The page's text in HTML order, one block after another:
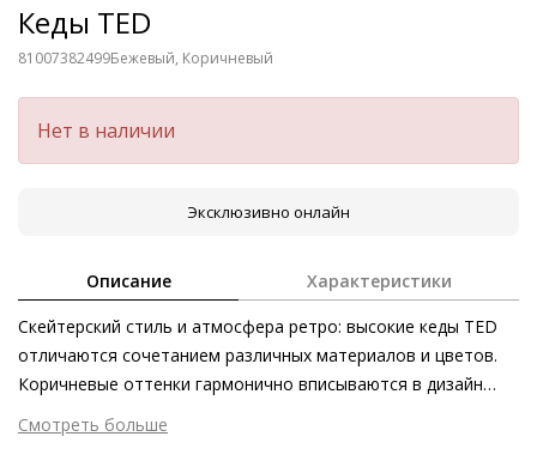
Кеды TED
81007382499Бежевый, Коричневый
Нет в наличии
Эксклюзивно онлайн
Описание Характеристики
Скейтерский стиль и атмосфера ретро: высокие кеды TED
отличаются сочетанием различных материалов и цветов.
Коричневые оттенки гармонично вписываются в дизайн
Högl, дополненный светлой подошвой. Молния в боковой
части в качестве дополнения к шнуровке позволяет легко
Смотреть больше